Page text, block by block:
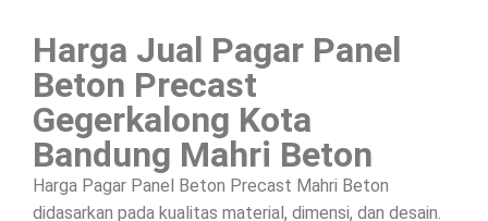
Harga Jual Pagar Panel
Beton Precast
Gegerkalong Kota
Bandung Mahri Beton
Harga Pagar Panel Beton Precast Mahri Beton
didasarkan pada kualitas material, dimensi, dan desain.